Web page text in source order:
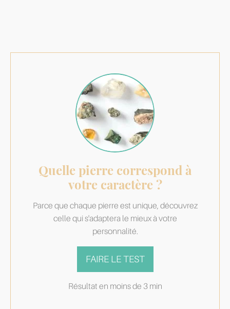
Quelle pierre correspond à
votre caractère ?
Parce que chaque pierre est unique, découvrez
celle qui s'adaptera le mieux à votre
personnalité.
FAIRE LE TEST
Résultat en moins de 3 min